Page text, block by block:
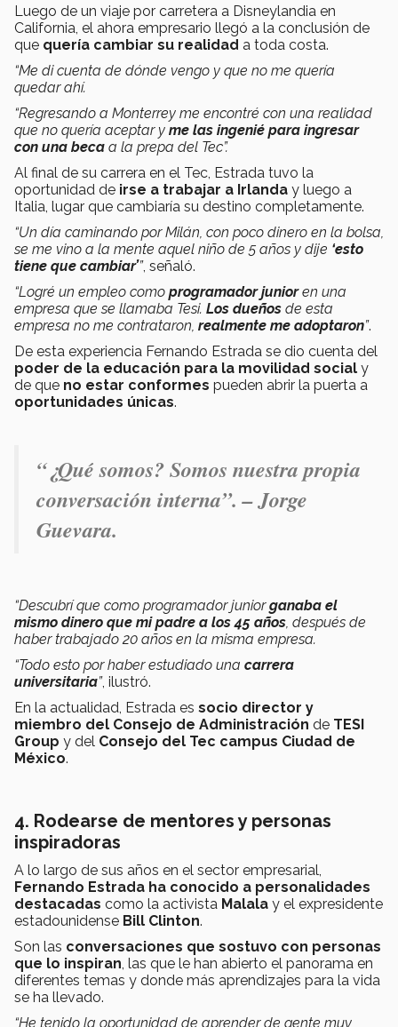
Luego de un viaje por carretera a Disneylandia en
California, el ahora empresario llegó a la conclusión de
que quería cambiar su realidad a toda costa.
“Me di cuenta de dónde vengo y que no me quería
quedar ahí.
“Regresando a Monterrey me encontré con una realidad
que no quería aceptar y me las ingenié para ingresar
con una beca a la prepa del Tec”.
Al final de su carrera en el Tec, Estrada tuvo la
oportunidad de irse a trabajar a Irlanda y luego a
Italia, lugar que cambiaría su destino completamente.
“Un día caminando por Milán, con poco dinero en la bolsa,
se me vino a la mente aquel niño de 5 años y dije ‘esto
tiene que cambiar’”, señaló.
“Logré un empleo como programador junioren una
empresa que se llamaba Tesi. Los dueños de esta
empresa no me contrataron, realmente me adoptaron”.
De esta experiencia Fernando Estrada se dio cuenta del
poder de la educación para la movilidad social y
de que no estar conformes pueden abrir la puerta a
oportunidades únicas.
“¿Qué somos? Somos nuestra propia
conversación interna”. – Jorge
Guevara.
“Descubrí que como programador juniorganaba el
mismo dinero que mi padre a los 45 años , después de
haber trabajado 20 años en la misma empresa.
“Todo esto por haber estudiado una carrera
universitaria”, ilustró.
En la actualidad, Estrada es socio director y
miembro del Consejo de Administración de TESI
Group y del Consejo del Tec campus Ciudad de
México.
4. Rodearse de mentores y personas
inspiradoras
A lo largo de sus años en el sector empresarial,
Fernando Estrada ha conocido a personalidades
destacadas como la activista Malala y el expresidente
estadounidense Bill Clinton.
Son las conversaciones que sostuvo con personas
que lo inspiran , las que le han abierto el panorama en
diferentes temas y donde más aprendizajes para la vida
se ha llevado.
“He tenido la oportunidad de aprender de gente muy